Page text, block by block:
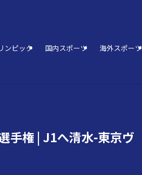
ンピック 国内スポーツ 海外スポーツ
手権 | J1へ清水-東京ヴ